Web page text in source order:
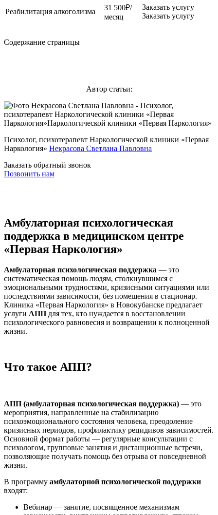
Реабилитация алкоголизма
31 500₽/
месяц
Заказать услугу
Заказать услугу
Содержание страницы
Автор статьи:
Психолог, психотерапевт Наркологической клиники «Первая
Наркология» Некрасова Светлана Павловна
Заказать обратный звонок
Позвонить нам
Амбулаторная психологическая
поддержка в медицинском центре
«Первая Наркология»
Амбулаторная психологическая поддержка — это
систематическая помощь людям, столкнувшимся с
эмоциональными трудностями, кризисными ситуациями или
последствиями зависимости, без помещения в стационар.
Клиника «Первая Наркология» в Новокубанске предлагает
услуги АПП для тех, кто нуждается в восстановлении
психологического равновесия и возвращении к полноценной
жизни.
Что такое АПП?
АПП (амбулаторная психологическая поддержка) — это
мероприятия, направленные на стабилизацию
психоэмоционального состояния человека, преодоление
кризисных периодов, профилактику рецидивов зависимостей.
Основной формат работы — регулярные консультации с
психологом, групповые занятия и дистанционные встречи,
позволяющие получать помощь без отрыва от повседневной
жизни.
В программу амбулаторной психологической поддержки
входят:
Вебинар — занятие, посвященное механизмам